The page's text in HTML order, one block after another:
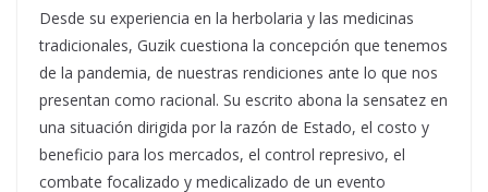
Desde su experiencia en la herbolaria y las medicinas
tradicionales, Guzik cuestiona la concepción que tenemos
de la pandemia, de nuestras rendiciones ante lo que nos
presentan como racional. Su escrito abona la sensatez en
una situación dirigida por la razón de Estado, el costo y
beneficio para los mercados, el control represivo, el
combate focalizado y medicalizado de un evento